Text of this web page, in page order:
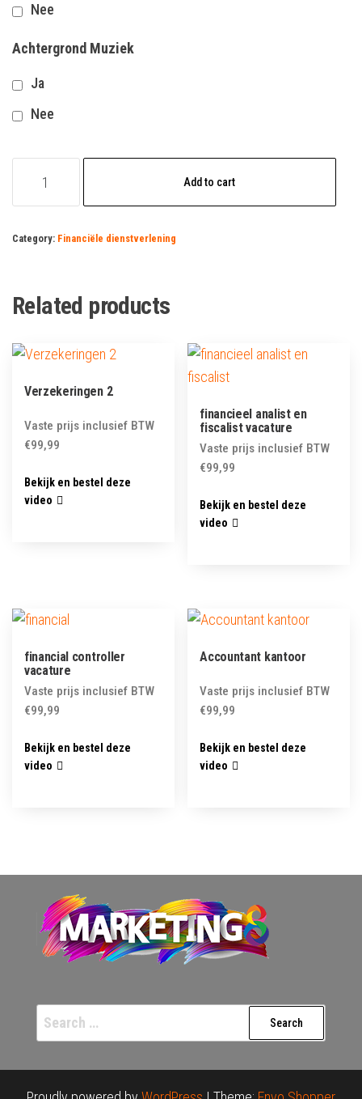
Nee
Achtergrond Muziek
Ja
Nee
vacature
Add to cart
Category: Financiële dienstverlening
Related products
Verzekeringen 2
Vaste prijs inclusief BTW
€99,99
Bekijk en bestel deze
video
financieel analist en
fiscalist vacature
Vaste prijs inclusief BTW
€99,99
Bekijk en bestel deze
video
financial controller
vacature
Vaste prijs inclusief BTW
€99,99
Bekijk en bestel deze
video
Accountant kantoor
Vaste prijs inclusief BTW
€99,99
Bekijk en bestel deze
video
Search
for: